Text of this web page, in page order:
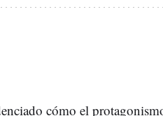
cómo el